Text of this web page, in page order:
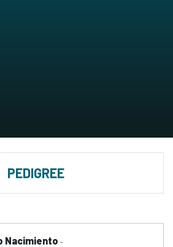
PEDIGREE
Nacimiento -